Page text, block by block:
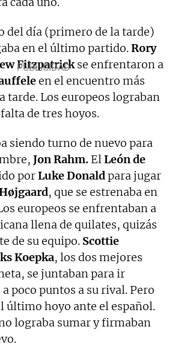
del día (primero de la tarde)
en el último partido.Rory
Fitzpatrickse enfrentaron a
en el encuentro más
tarde. Los europeos lograban
de tres hoyos.
siendo turno de nuevo para
Jon Rahm. ElLeón de
porLuke Donaldpara jugar
, que se estrenaba en
europeos se enfrentaban a
llena de quilates, quizás
de su equipo. Scottie
Koepka, los dos mejores
se juntaban para ir
poco puntos a su rival. Pero
último hoyo ante el español.
lograba sumar y firmaban